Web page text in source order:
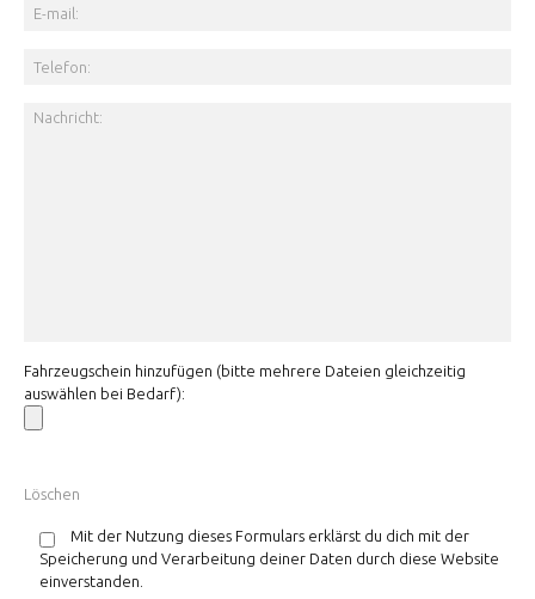
Fahrzeugschein hinzufügen (bitte mehrere Dateien gleichzeitig
auswählen bei Bedarf):
Mit der Nutzung dieses Formulars erklärst du dich mit der
Speicherung und Verarbeitung deiner Daten durch diese Website
einverstanden.